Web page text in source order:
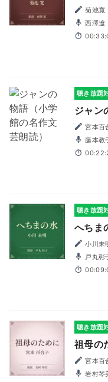
菊池寛
西澤遼
聴き放題
ジャン
宮本百
藤本教
聴き放題
へちま
小川未
戸丸彰
聴き放題
祖母の
宮本百
岩村琴